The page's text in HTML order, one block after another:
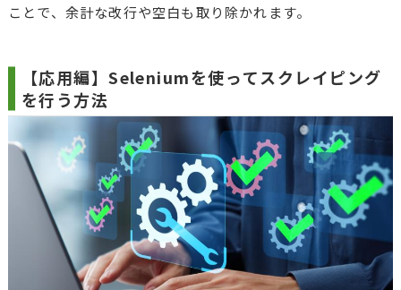
ことで、余計な改行や空白も取り除かれます。
【応用編】Seleniumを使ってスクレイピング
を行う方法